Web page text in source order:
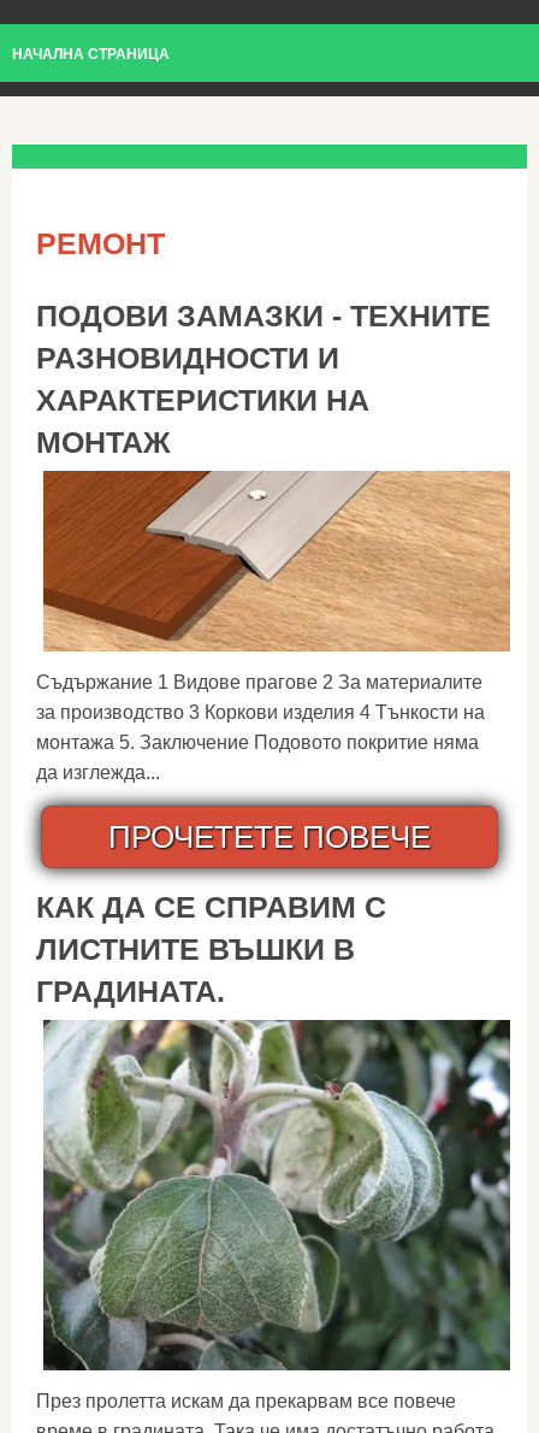
НАЧАЛНА СТРАНИЦА
РЕМОНТ
ПОДОВИ ЗАМАЗКИ - ТЕХНИТЕ
РАЗНОВИДНОСТИ И
ХАРАКТЕРИСТИКИ НА
МОНТАЖ
Съдържание 1 Видове прагове 2 За материалите
за производство 3 Коркови изделия 4 Тънкости на
монтажа 5. Заключение Подовото покритие няма
да изглежда...
ПРОЧЕТЕТЕ ПОВЕЧЕ
КАК ДА СЕ СПРАВИМ С
ЛИСТНИТЕ ВЪШКИ В
ГРАДИНАТА.
През пролетта искам да прекарвам все повече